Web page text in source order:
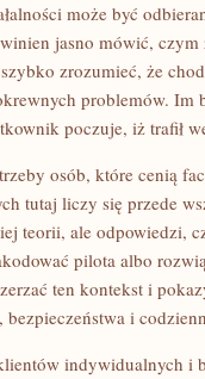
może być
jasno mówić,
zrozumieć, że
problemów. Im
poczuje, iż trafił
osób, które cenią
tutaj liczy się przede
teorii, ale odpowiedzi,
pilota albo
ten kontekst i
i
indywidualnych i